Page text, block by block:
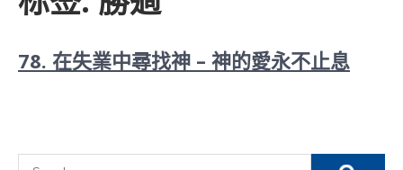
78. 在失業中尋找神 – 神的愛永不止息